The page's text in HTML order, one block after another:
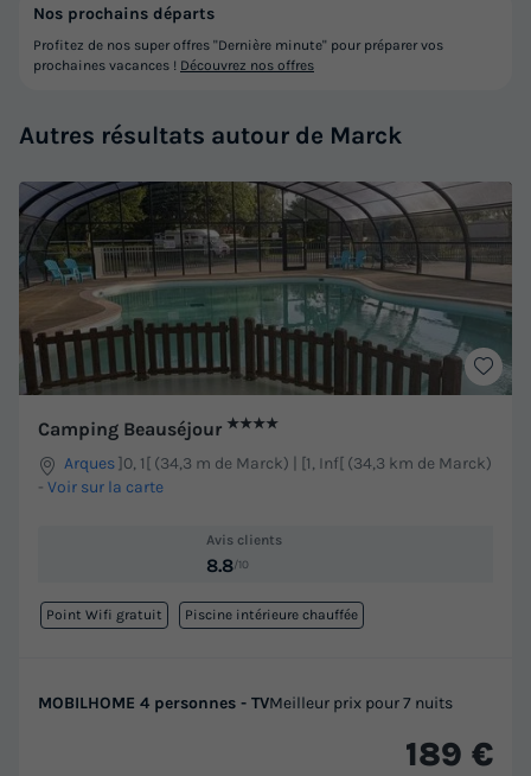
Autres résultats autour de Marck
Camping Beauséjour ★★★★
Arques]0, 1[ (34,3 m de Marck) | [1, Inf[ (34,3 km de Marck)
- Voir sur la carte
Avis clients
8.8/10
Point Wifi gratuit Piscine intérieure chauffée
MOBILHOME 4 personnes - TVMeilleur prix pour 7 nuits
189 €
Nos prochains départs
Profitez de nos super offres "Dernière minute" pour préparer vos
prochaines vacances ! Découvrez nos offres